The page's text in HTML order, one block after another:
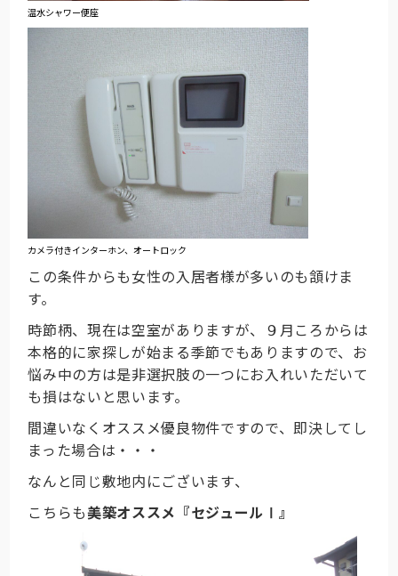
温水シャワー便座
カメラ付きインターホン、オートロック
この条件からも女性の入居者様が多いのも頷けま
す。
時節柄、現在は空室がありますが、９月ころからは
本格的に家探しが始まる季節でもありますので、お
悩み中の方は是非選択肢の一つにお入れいただいて
も損はないと思います。
間違いなくオススメ優良物件ですので、即決してし
まった場合は・・・
なんと同じ敷地内にございます、
こちらも美築オススメ『セジュールⅠ』